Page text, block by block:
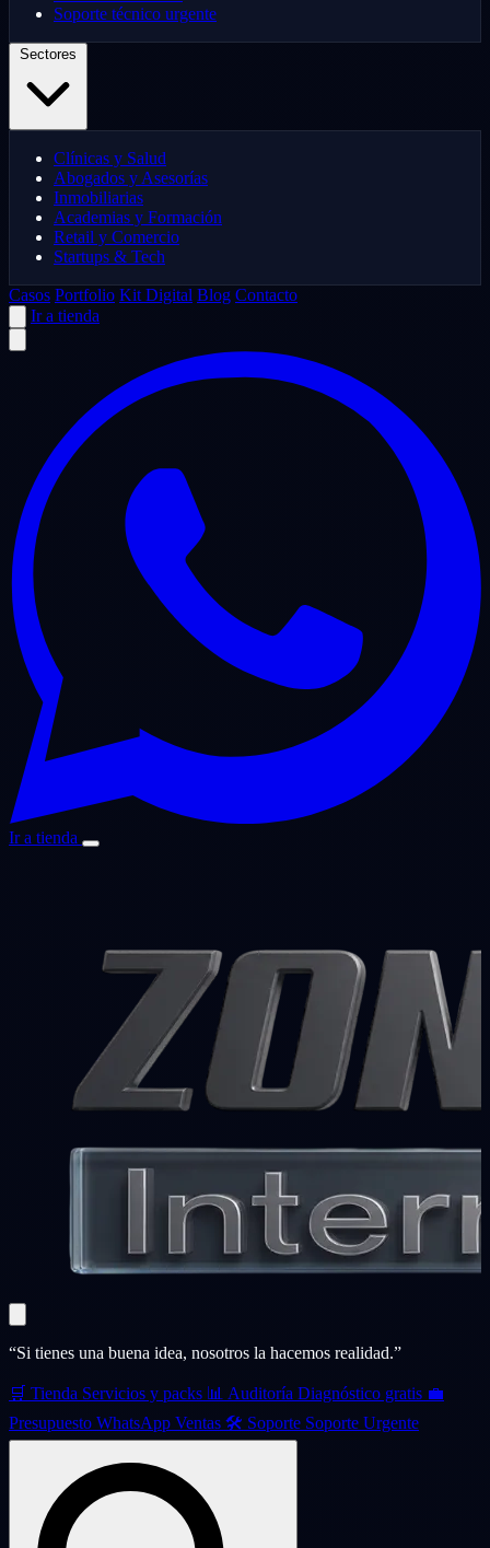
Soporte técnico urgente
Clínicas y Salud
Abogados y Asesorías
Inmobiliarias
Academias y Formación
Retail y Comercio
Startups & Tech
Casos Portfolio Kit Digital Blog Contacto
Ir a tienda
Ir a tienda
“Si tienes una buena idea, nosotros la hacemos realidad.”
🛒 Tienda Servicios y packs 📊 Auditoría Diagnóstico gratis 💼
Presupuesto WhatsApp Ventas 🛠️ Soporte Soporte Urgente